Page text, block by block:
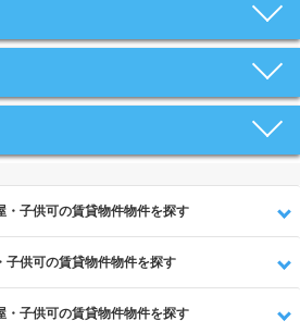
・子供可の賃貸物件物件を探す
子供可の賃貸物件物件を探す
・子供可の賃貸物件物件を探す